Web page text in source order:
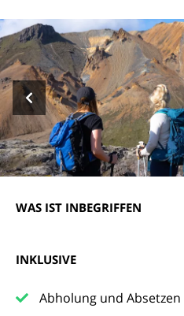
WAS IST INBEGRIFFEN
INKLUSIVE
Abholung und Absetzen